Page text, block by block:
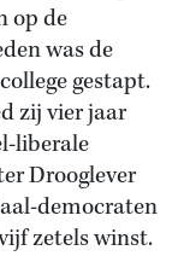
op de
was de
gestapt.
zij vier jaar
liberale
Drooglever
democraten
zetels winst.